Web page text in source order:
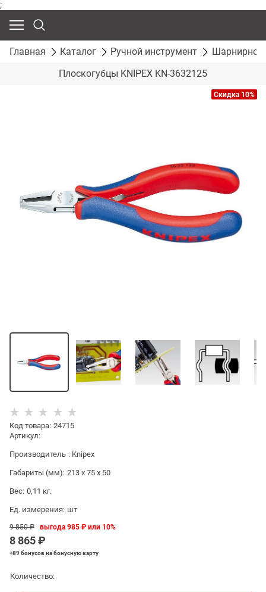
;
Главная Каталог Ручной инструмент
Шарнирно-
Плоскогубцы KNIPEX KN-3632125
Скидка 10%
Код товара: 24715
Артикул:
Производитель : Knipex
Габариты (мм): 213 x 75 x 50
Вес: 0,11 кг.
Ед. измерения: шт
9 850 ₽
8 865 ₽
выгода985 ₽ или 10%
+89 бонусовна бонусную карту
Количество: